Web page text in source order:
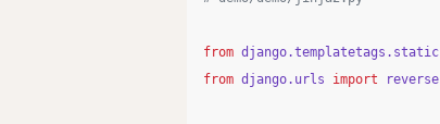
from django.templatetags.static
from django.urls import reverse